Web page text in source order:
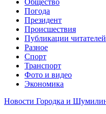
Общество
Погода
Президент
Происшествия
Публикации читателей
Разное
Спорт
Транспорт
Фото и видео
Экономика
Новости Городка и